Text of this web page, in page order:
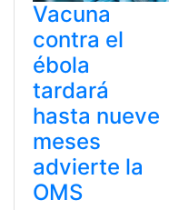
Vacuna
contra el
ébola
tardará
hasta nueve
meses
advierte la
OMS